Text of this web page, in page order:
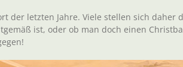
der letzten Jahre. Viele stellen sich daher
ist, oder ob man doch einen